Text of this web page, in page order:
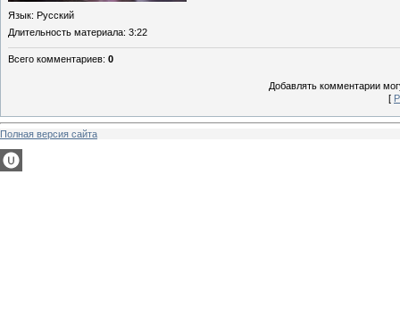
Язык: Русский
Длительность материала: 3:22
Всего комментариев: 0
Добавлять комментарии
[
Полная версия сайта